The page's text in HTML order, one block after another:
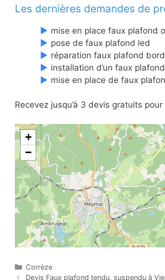
Les dernières demandes de
mise en place faux plafond
pose de faux plafond led
réparation faux plafond
installation d’un faux
mise en place de faux
Recevez jusqu’à 3 devis gratuits
+
−
C
a
Corrèze
P
Devis Faux plafond tendu, suspendu à